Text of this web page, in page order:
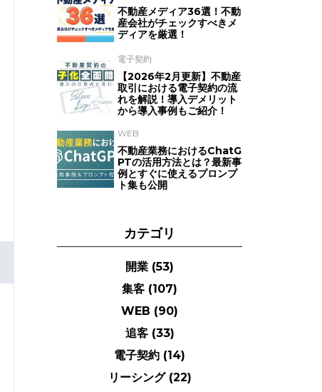
不動産メディア36選！不動
産会社がチェックすべきメ
ディアを厳選！
電子契約
【2026年2月更新】不動産
取引における電子契約の流
れを解説！導入デメリット
から導入事例もご紹介！
WEB
不動産業務におけるChatG
PTの活用方法とは？最新事
例とすぐに使えるプロンプ
ト集も公開
カテゴリ
開業 (53)
集客 (107)
WEB (90)
追客 (33)
電子契約 (14)
リーシング (22)